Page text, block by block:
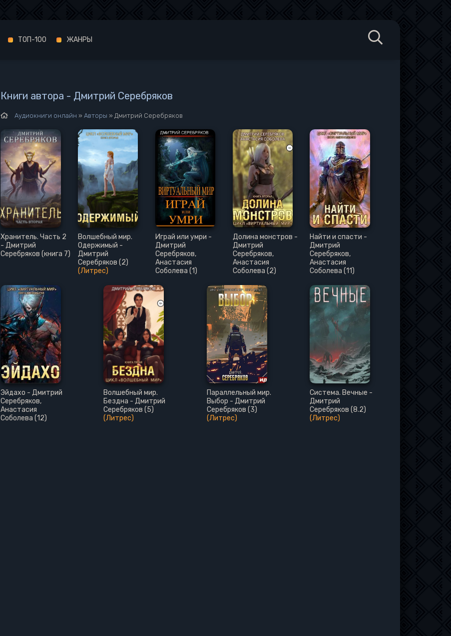
Книги автора - Дмитрий Серебряков
Аудиокниги онлайн » Авторы » Дмитрий Серебряков
Хранитель. Часть 2
- Дмитрий
Серебряков (книга 7)
Волшебный мир.
Одержимый -
Дмитрий
Серебряков (2)
(Литрес)
Играй или умри -
Дмитрий
Серебряков,
Анастасия
Соболева (1)
Долина монстров -
Дмитрий
Серебряков,
Анастасия
Соболева (2)
Найти и спасти -
Дмитрий
Серебряков,
Анастасия
Соболева (11)
Эйдахо - Дмитрий
Серебряков,
Анастасия
Соболева (12)
Волшебный мир.
Бездна - Дмитрий
Серебряков (5)
(Литрес)
Параллельный мир.
Выбор - Дмитрий
Серебряков (3)
(Литрес)
Система. Вечные -
Дмитрий
Серебряков (8.2)
(Литрес)
ТОП-100 ЖАНРЫ